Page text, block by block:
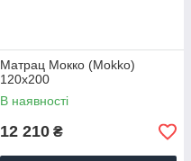
Матрац Мокко (Mokko)
120х200
В наявності
12 210 ₴